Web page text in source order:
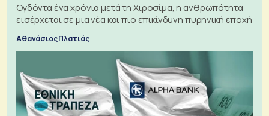
Ογδόντα ένα χρόνια μετά τη Χιροσίμα, η ανθρωπότητα
εισέρχεται σε μια νέα και πιο επικίνδυνη πυρηνική εποχή
Αθανάσιος Πλατιάς